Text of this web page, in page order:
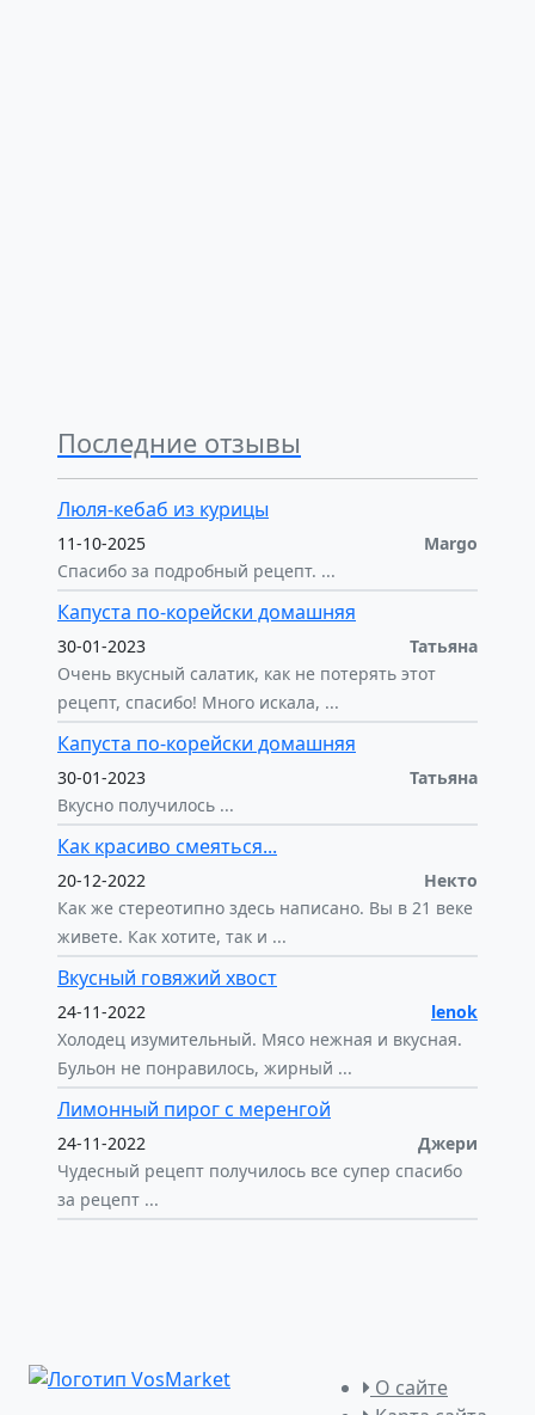
Последние отзывы
Люля-кебаб из курицы
11-10-2025
Margo
Спасибо за подробный рецепт. ...
Капуста по-корейски домашняя
30-01-2023
Татьяна
Очень вкусный салатик, как не потерять этот
рецепт, спасибо! Много искала, ...
Капуста по-корейски домашняя
30-01-2023
Татьяна
Вкусно получилось ...
Как красиво смеяться...
20-12-2022
Некто
Как же стереотипно здесь написано. Вы в 21 веке
живете. Как хотите, так и ...
Вкусный говяжий хвост
24-11-2022
lenok
Холодец изумительный. Мясо нежная и вкусная.
Бульон не понравилось, жирный ...
Лимонный пирог с меренгой
24-11-2022
Джери
Чудесный рецепт получилось все супер спасибо
за рецепт ...
О сайте